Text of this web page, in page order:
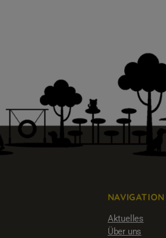
NAVIGATION
Aktuelles
Über uns